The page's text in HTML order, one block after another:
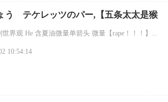
テケレッツのパー,【五条太太是猴
界观 He 含夏油微量单箭头 微量【rape！！！】...
10:54:14